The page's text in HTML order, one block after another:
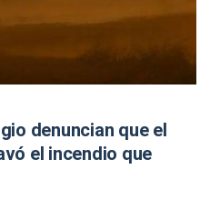
denuncian que el
el incendio que